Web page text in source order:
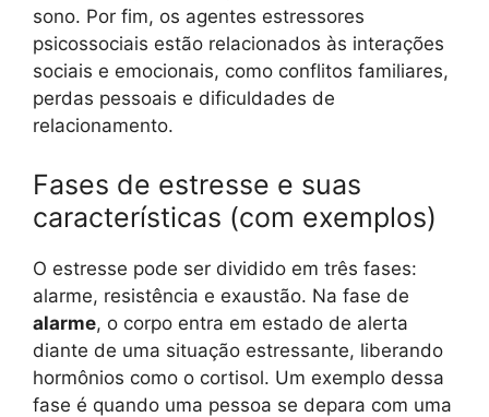
sono. Por fim, os agentes estressores
psicossociais estão relacionados às interações
sociais e emocionais, como conflitos familiares,
perdas pessoais e dificuldades de
relacionamento.
Fases de estresse e suas
características (com exemplos)
O estresse pode ser dividido em três fases:
alarme, resistência e exaustão. Na fase de
alarme, o corpo entra em estado de alerta
diante de uma situação estressante, liberando
hormônios como o cortisol. Um exemplo dessa
fase é quando uma pessoa se depara com uma